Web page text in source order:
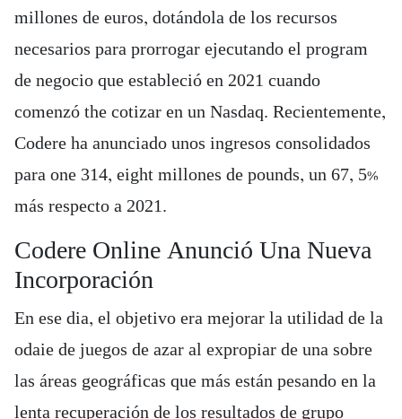
millones de euros, dotándola de los recursos
necesarios para prorrogar ejecutando el program
de negocio que estableció en 2021 cuando
comenzó the cotizar en un Nasdaq. Recientemente,
Codere ha anunciado unos ingresos consolidados
para one 314, eight millones de pounds, un 67, 5%
más respecto a 2021.
Codere Online Anunció Una Nueva
Incorporación
En ese dia, el objetivo era mejorar la utilidad de la
odaie de juegos de azar al expropiar de una sobre
las áreas geográficas que más están pesando en la
lenta recuperación de los resultados de grupo